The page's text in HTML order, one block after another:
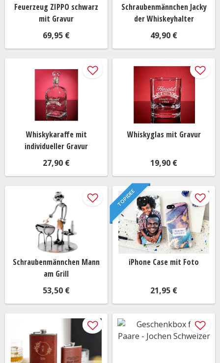
Feuerzeug ZIPPO schwarz
mit Gravur
69,95 €
Schraubenmännchen Jacky
der Whiskeyhalter
49,90 €
Whiskykaraffe mit
individueller Gravur
27,90 €
Whiskyglas mit Gravur
19,90 €
Schraubenmännchen Mann
am Grill
53,50 €
TOP IDEE
iPhone Case mit Foto
21,95 €